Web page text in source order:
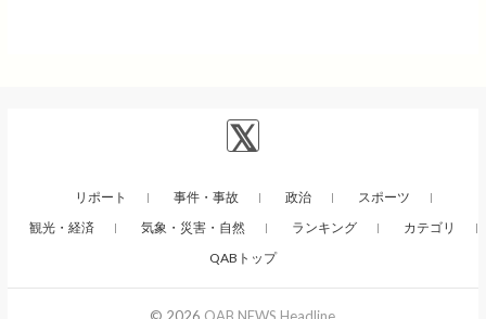
リポート 事件・事故 政治
スポーツ
観光・経済
気象・災害・自然 ランキング
カテゴリ
QABトップ